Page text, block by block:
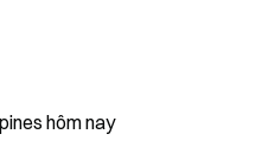
hôm nay